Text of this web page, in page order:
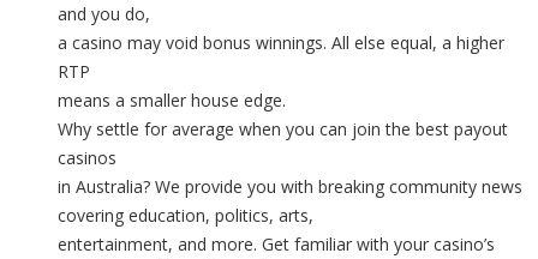
and you do,
a casino may void bonus winnings. All else equal, a higher
RTP
means a smaller house edge.
Why settle for average when you can join the best payout
casinos
in Australia? We provide you with breaking community news
covering education, politics, arts,
entertainment, and more. Get familiar with your casino’s